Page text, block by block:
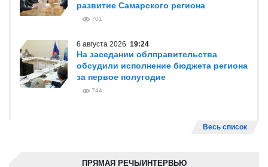
развитие Самарского региона
701
6 августа 2026 19:24
На заседании облправительства
обсудили исполнение бюджета региона
за первое полугодие
744
Весь список
ПРЯМАЯ РЕЧЬ/ИНТЕРВЬЮ